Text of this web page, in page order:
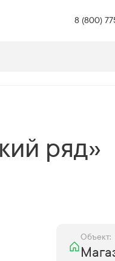
8 (800)
ряд»
Объект: